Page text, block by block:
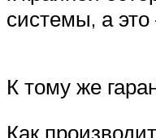
системы, а
К тому же
Как